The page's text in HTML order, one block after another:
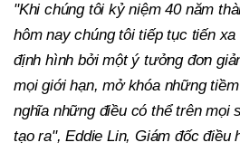
"Khi chúng tôi kỷ niệm 40 năm
hôm nay chúng tôi tiếp tục tiến
định hình bởi một ý tưởng đơn
mọi giới hạn, mở khóa những
nghĩa những điều có thể trên mọi
tạo ra", Eddie Lin, Giám đốc điều